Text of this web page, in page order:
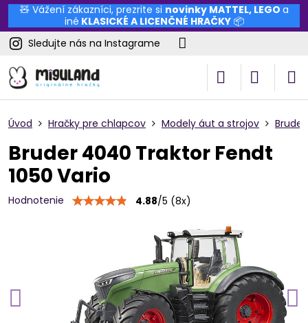
🧸 Vážení zákazníci, prezrite si novinky MATTEL, LEGO a
iné KLASICKÉ A LICENČNÉ HRAČKY📦
Sledujte nás na Instagrame
Úvod Hračky pre chlapcov Modely áut a strojov Bruder
Bruder 4040 Traktor Fendt
1050 Vario
Hodnotenie 4.88/5 (8x)